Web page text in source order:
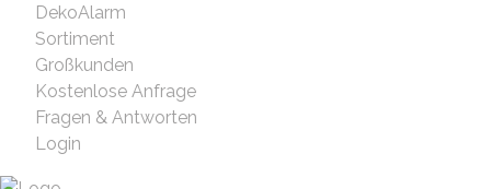
DekoAlarm
Sortiment
Großkunden
Kostenlose Anfrage
Fragen & Antworten
Login